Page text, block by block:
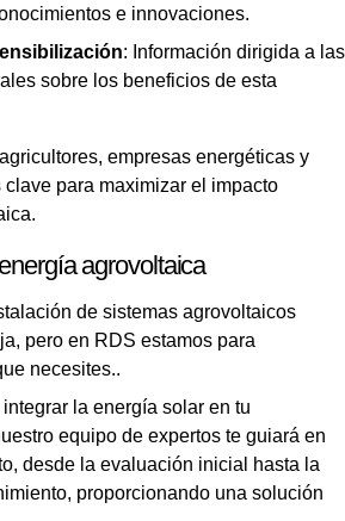
e innovaciones.
: Información dirigida a las
sobre los beneficios de esta
empresas energéticas y
para maximizar el impacto
agrovoltaica
de sistemas agrovoltaicos
pero en RDS estamos para
necesites..
la energía solar en tu
equipo de expertos te guiará en
desde la evaluación inicial hasta la
proporcionando una solución